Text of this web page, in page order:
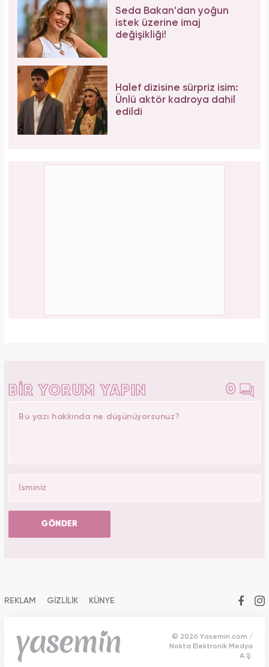
Seda Bakan'dan yoğun
istek üzerine imaj
değişikliği!
Halef dizisine sürpriz isim:
Ünlü aktör kadroya dahil
edildi
BİR YORUM YAPIN 0
GÖNDER
REKLAM GİZLİLİK KÜNYE
© 2026 Yasemin.com /
Nokta Elektronik Medya
A.Ş.